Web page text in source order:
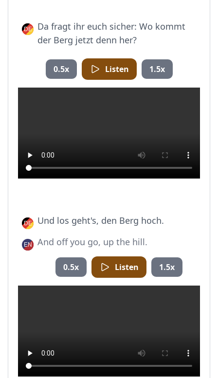
Da fragt ihr euch sicher: Wo kommt
der Berg jetzt denn her?
0.5x Listen 1.5x
Und los geht's, den Berg hoch.
And off you go, up the hill.
0.5x Listen 1.5x